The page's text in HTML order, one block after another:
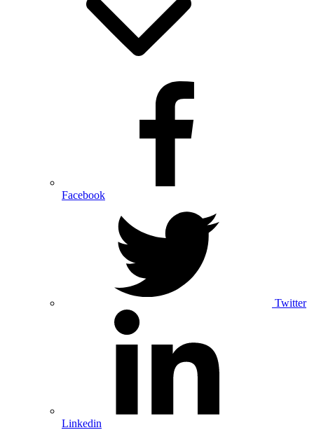
Facebook
Twitter
Linkedin